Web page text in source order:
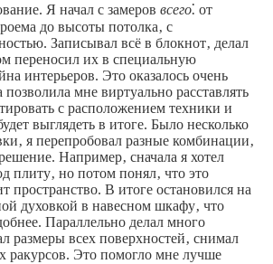
Я начал с замеров всего⁚ от
до высоты потолка‚ с
Записывал всё в блокнот‚ делал
переносил их в специальную
интерьеров. Это оказалось очень
мне виртуально расставлять
с расположением техники и
выглядеть в итоге. Было несколько
я перепробовал разные комбинации‚
Например‚ сначала я хотел
плиту‚ но потом понял‚ что это
пространство. В итоге остановился на
духовкой в навесном шкафу‚ что
Параллельно делал много
размеры всех поверхностей‚ снимал
ракурсов. Это помогло мне лучше